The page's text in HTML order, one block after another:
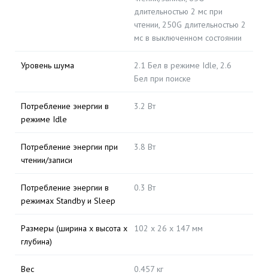
длительностью 2 мс при
чтении, 250G длительностью 2
мс в выключенном состоянии
Уровень шума
2.1 Бел в режиме Idle, 2.6
Бел при поиске
Потребление энергии в
режиме Idle
3.2 Вт
Потребление энергии при
чтении/записи
3.8 Вт
Потребление энергии в
режимах Standby и Sleep
0.3 Вт
Размеры (ширина x высота x
глубина)
102 x 26 x 147 мм
Вес 0.457 кг